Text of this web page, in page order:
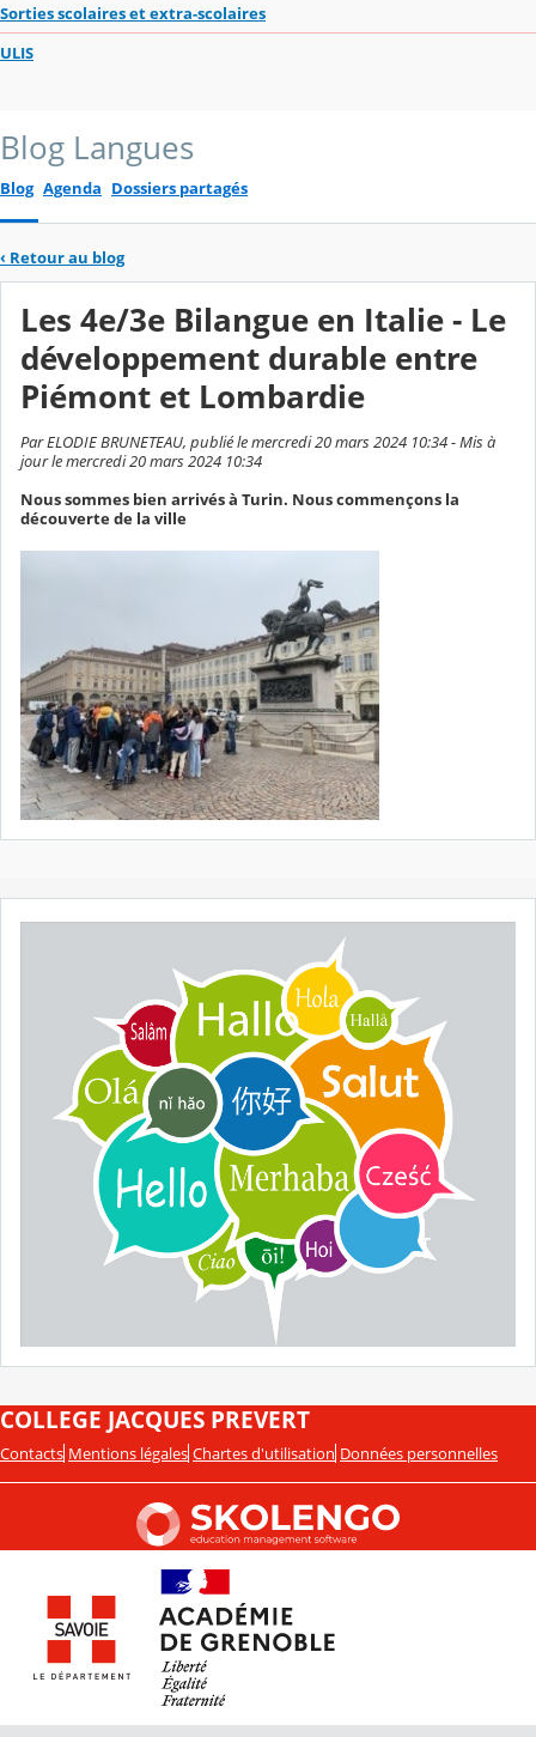
Sorties scolaires et extra-scolaires
ULIS
Blog Langues
Blog Agenda Dossiers partagés
‹ Retour au blog
Les 4e/3e Bilangue en Italie - Le
développement durable entre
Piémont et Lombardie
Par ELODIE BRUNETEAU, publié le mercredi 20 mars 2024 10:34 - Mis à
jour le mercredi 20 mars 2024 10:34
Nous sommes bien arrivés à Turin. Nous commençons la
découverte de la ville
COLLEGE JACQUES PREVERT
Contacts Mentions légales Chartes d'utilisation Données personnelles